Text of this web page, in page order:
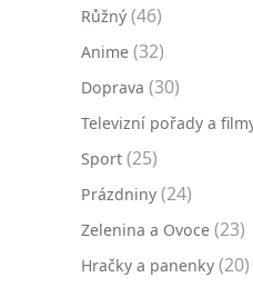
Růžný (46)
Anime (32)
Doprava (30)
Televizní pořady a
Sport (25)
Prázdniny (24)
Zelenina a Ovoce (23)
Hračky a panenky (20)